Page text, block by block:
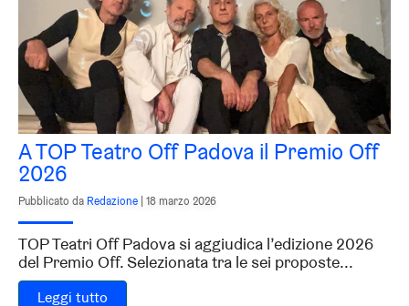
A TOP Teatro Off Padova il Premio Off
2026
Pubblicato da Redazione 18 marzo 2026
TOP Teatri Off Padova si aggiudica l’edizione 2026
del Premio Off. Selezionata tra le sei proposte...
Leggi tutto